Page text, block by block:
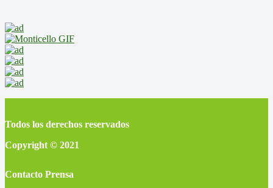
Todos los derechos reservados
Copyright © 2021
Contacto Prensa